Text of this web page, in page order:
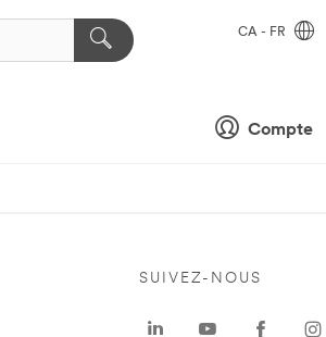
Compte
CA - FR
SUIVEZ-NOUS